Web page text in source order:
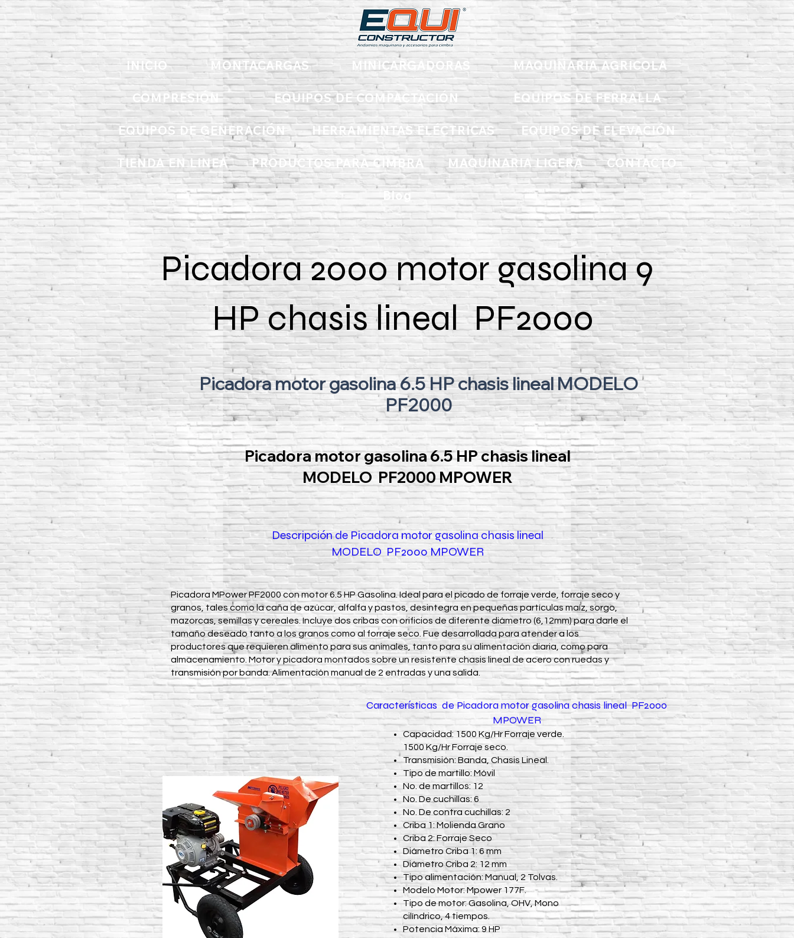
INICIO MONTACARGAS MINICARGADORAS MAQUINARIA AGRICOLA
COMPRESIÓN EQUIPOS DE COMPACTACIÓN EQUIPOS DE FERRALLA
EQUIPOS DE GENERACIÓN HERRAMIENTAS ELÉCTRICAS EQUIPOS DE ELEVACIÓN
TIENDA EN LINEA PRODUCTOS PARA CIMBRA MAQUINARIA LIGERA CONTACTO
Blog
Picadora 2000 motor gasolina 9
HP chasis lineal PF2000
Picadora motor gasolina 6.5 HP chasis lineal MODELO
PF2000
Picadora motor gasolina 6.5 HP chasis lineal
MODELO PF2000 MPOWER
Descripción de Picadora motor gasolina chasis lineal
MODELO PF2000 MPOWER
Picadora MPower PF2000 con motor 6.5 HP Gasolina. Ideal para el picado de forraje verde, forraje seco y
granos, tales como la caña de azúcar, alfalfa y pastos, desintegra en pequeñas partículas maíz, sorgo,
mazorcas, semillas y cereales. Incluye dos cribas con orificios de diferente diámetro (6,12mm) para darle el
tamaño deseado tanto a los granos como al forraje seco. Fue desarrollada para atender a los
productores que requieren alimento para sus animales, tanto para su alimentación diaria, como para
almacenamiento. Motor y picadora montados sobre un resistente chasis lineal de acero con ruedas y
transmisión por banda. Alimentación manual de 2 entradas y una salida.
Características de Picadora motor gasolina chasis lineal PF2000
MPOWER
Capacidad: 1500 Kg/Hr Forraje verde.
1500 Kg/Hr Forraje seco.
Transmisión: Banda, Chasis Lineal.
Tipo de martillo: Móvil
No. de martillos: 12
No. De cuchillas: 6
No. De contra cuchillas: 2
Criba 1: Molienda Grano
Criba 2: Forraje Seco
Diámetro Criba 1: 6 mm
Diámetro Criba 2: 12 mm
Tipo alimentación: Manual, 2 Tolvas.
Modelo Motor: Mpower 177F.
Tipo de motor: Gasolina, OHV, Mono
cilíndrico, 4 tiempos.
Potencia Máxima: 9 HP